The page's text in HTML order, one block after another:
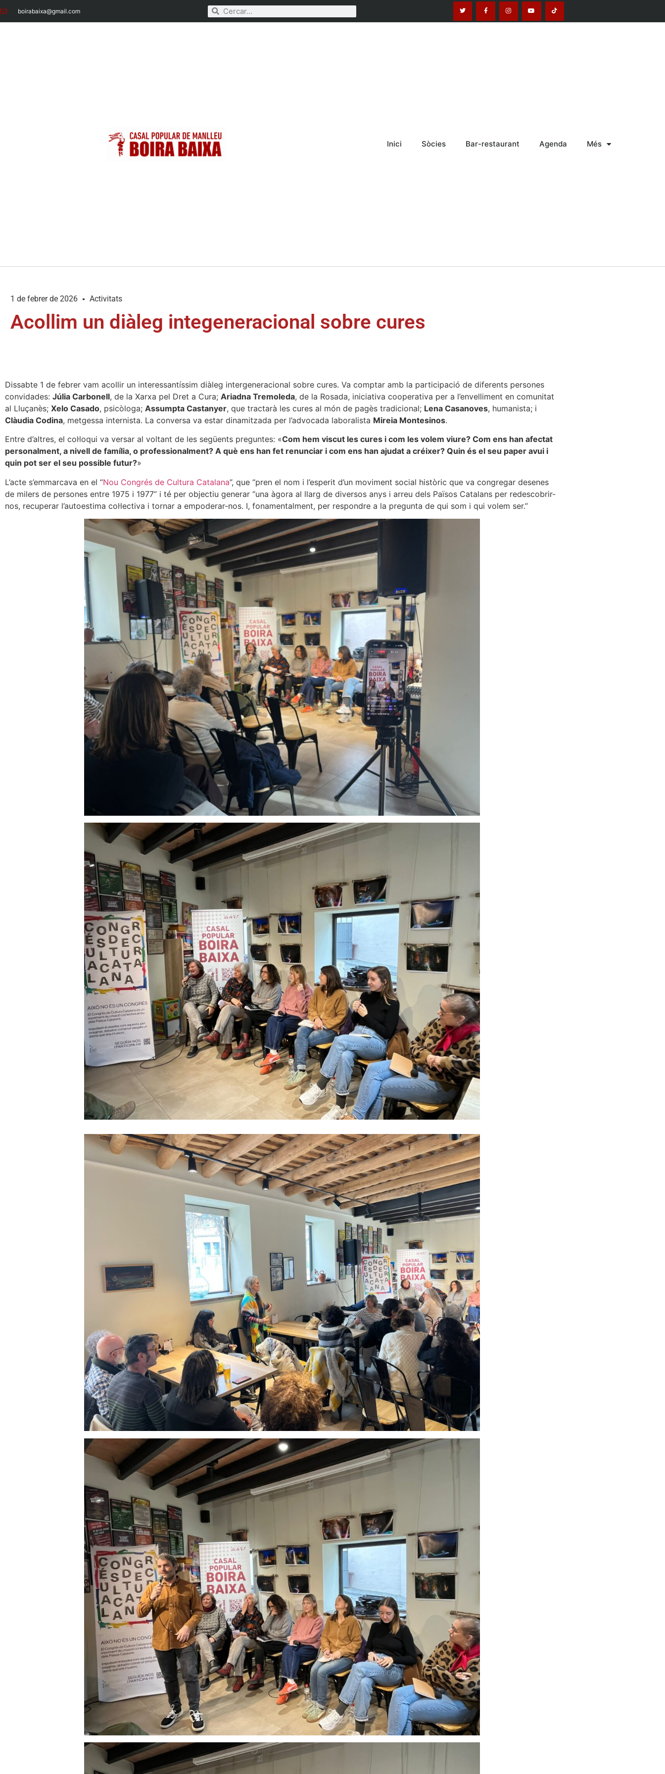
boirabaixa@gmail.com
Inici Sòcies Bar-restaurant Agenda Més
1 de febrer de 2026 Activitats
Acollim un diàleg integeneracional sobre cures
Dissabte 1 de febrer vam acollir un interessantíssim diàleg intergeneracional sobre cures. Va comptar amb la participació de diferents persones
convidades: Júlia Carbonell, de la Xarxa pel Dret a Cura; Ariadna Tremoleda, de la Rosada, iniciativa cooperativa per a l’envelliment en comunitat
al Lluçanès; Xelo Casado, psicòloga; Assumpta Castanyer, que tractarà les cures al món de pagès tradicional; Lena Casanoves, humanista; i
Clàudia Codina, metgessa internista. La conversa va estar dinamitzada per l’advocada laboralista Mireia Montesinos.
Entre d’altres, el col·loqui va versar al voltant de les següents preguntes: «Com hem viscut les cures i com les volem viure? Com ens han afectat
personalment, a nivell de família, o professionalment? A què ens han fet renunciar i com ens han ajudat a créixer? Quin és el seu paper avui i
quin pot ser el seu possible futur?»
L’acte s’emmarcava en el “Nou Congrés de Cultura Catalana”, que “pren el nom i l’esperit d’un moviment social històric que va congregar desenes
de milers de persones entre 1975 i 1977” i té per objectiu generar “una àgora al llarg de diversos anys i arreu dels Països Catalans per redescobrir-
nos, recuperar l’autoestima col·lectiva i tornar a empoderar-nos. I, fonamentalment, per respondre a la pregunta de qui som i qui volem ser.”